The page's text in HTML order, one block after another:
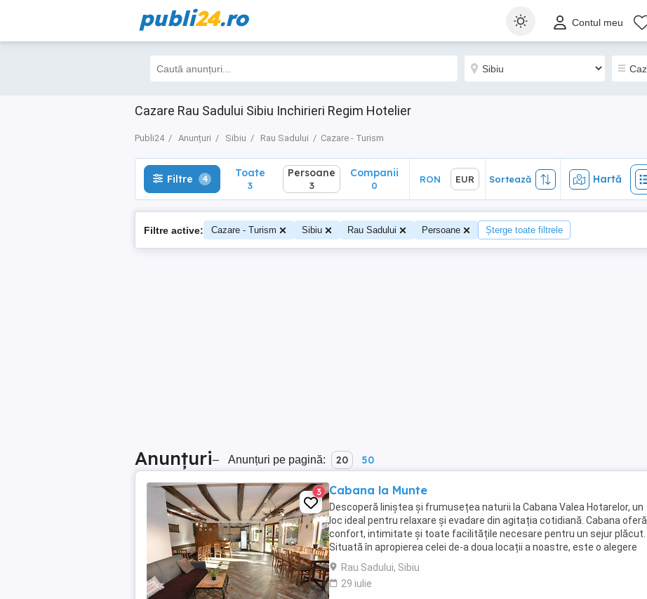
publi24.ro Contul meu
Cazare Rau Sadului Sibiu Inchirieri Regim Hotelier
Publi24 Anunțuri Sibiu Rau Sadului Cazare - Turism
Filtre 4 Toate
3
Sortează Hartă
Filtre 4 Toate
3
Persoane
3
Companii
0
RON EUR Sortează Hartă
Filtre active: Cazare - Turism Sibiu Rau Sadului Persoane Șterge toate filtrele
Anunțuri– Anunțuri pe pagină: 20 50
3 Cabana la Munte
Descoperă liniștea și frumusețea naturii la Cabana Valea Hotarelor, un
loc ideal pentru relaxare și evadare din agitația cotidiană. Cabana oferă
confort, intimitate și toate facilitățile necesare pentru un sejur plăcut.
Situată în apropierea celei de-a doua locații a noastre, este o alegere
excelentă ...
Rau Sadului, Sibiu
29 iulie